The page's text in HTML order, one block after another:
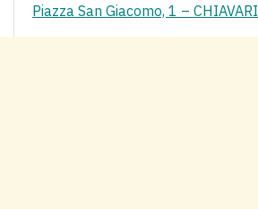
Piazza San Giacomo, 1 – CHIAVARI